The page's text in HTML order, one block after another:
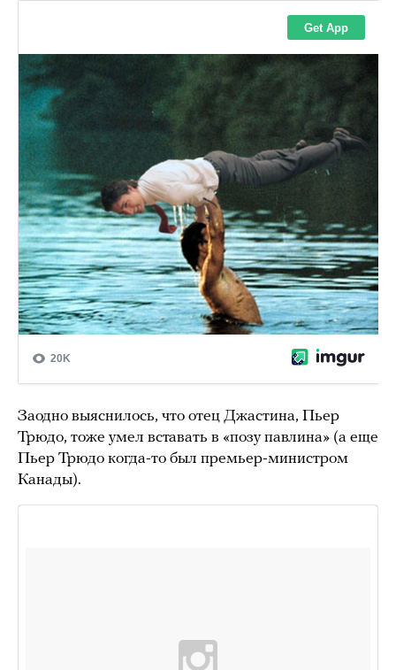
Заодно выяснилось, что отец Джастина, Пьер
Трюдо, тоже умел вставать в «позу павлина» (а еще
Пьер Трюдо когда-то был премьер-министром
Канады).